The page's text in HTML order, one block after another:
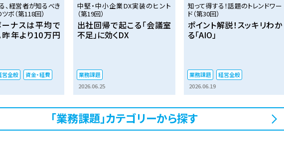
、経営者が知るべき
ボ（第118回）
ナスは平均で
昨年より10万円
営全般
資金・経費
中堅・中小企業DX実装のヒント
（第19回）
出社回帰で起こる「会議室
不足」に効くDX
業務課題
2026.06.25
知って得する！話題のトレンドワー
ド（第30回）
ポイント解説！スッキリわか
る「AIO」
業務課題
経営全般
2026.06.19
「業務課題」カテゴリーから探す